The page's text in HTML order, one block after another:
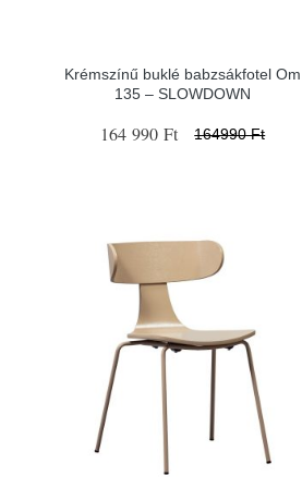
Krémszínű buklé babzsákfotel Om
135 – SLOWDOWN
164 990 Ft 164990 Ft